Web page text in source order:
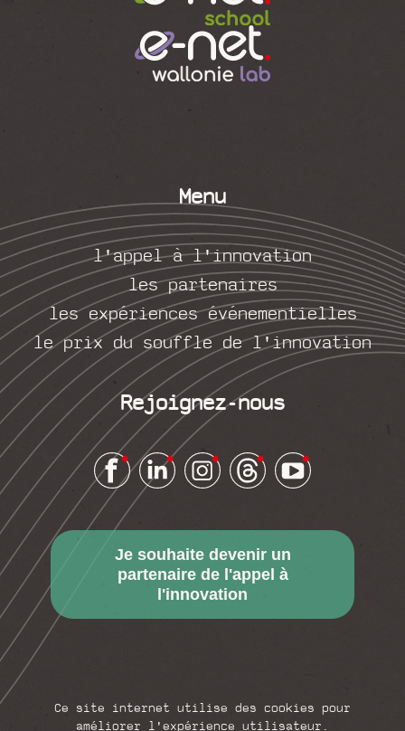
Menu
l'appel à l'innovation
les partenaires
les expériences événementielles
le prix du souffle de l'innovation
Rejoignez-nous
Je souhaite devenir un
partenaire de l'appel à
l'innovation
Ce site internet utilise des cookies pour
améliorer l'expérience utilisateur.